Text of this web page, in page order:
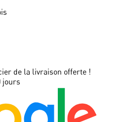
de la livraison offerte !
jours